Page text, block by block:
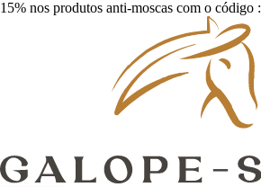
15% nos produtos anti-moscas com o código :